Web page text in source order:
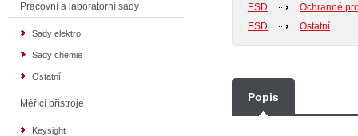
Pracovní a laboratorní sady
Sady elektro
Sady chemie
Ostatní
Měřící přístroje
Keysight
ESD
Ochranné
ESD
Ostatní
Popis